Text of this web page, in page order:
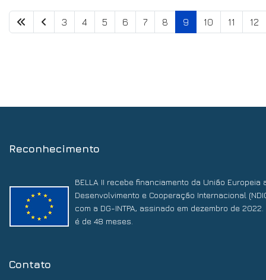
3 4 5 6 7 8 9 10 11 12
Reconhecimento
BELLA II recebe financiamento da União
Desenvolvimento e Cooperação Internacional
com a DG-INTPA, assinado em dezembro de
é de 48 meses.
Contato